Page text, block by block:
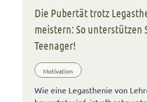
Die Pubertät trotz
meistern: So unterstützen
Teenager!
Motivation
Wie eine Legasthenie von